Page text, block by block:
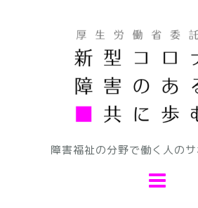
障害福祉の分野で働く人の